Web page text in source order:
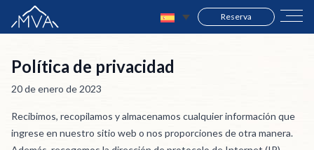
Reserva
Política de privacidad
20 de enero de 2023
Recibimos, recopilamos y almacenamos cualquier información que
ingrese en nuestro sitio web o nos proporciones de otra manera.